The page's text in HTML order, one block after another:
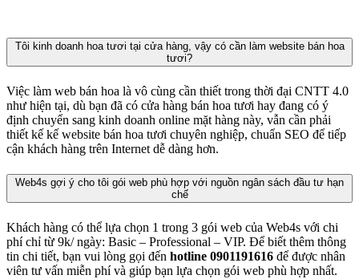
Tôi kinh doanh hoa tươi tại cửa hàng, vậy có cần làm website bán hoa
tươi?
Việc làm web bán hoa là vô cùng cần thiết trong thời đại CNTT 4.0
như hiện tại, dù bạn đã có cửa hàng bán hoa tươi hay đang có ý
định chuyển sang kinh doanh online mặt hàng này, vẫn cần phải
thiết kế kế website bán hoa tươi chuyên nghiệp, chuẩn SEO để tiếp
cận khách hàng trên Internet dễ dàng hơn.
Web4s gợi ý cho tôi gói web phù hợp với nguồn ngân sách đầu tư hạn
chế
Khách hàng có thể lựa chọn 1 trong 3 gói web của Web4s với chi
phí chỉ từ 9k/ ngày: Basic – Professional – VIP. Để biết thêm thông
tin chi tiết, bạn vui lòng gọi đến hotline 0901191616 để được nhân
viên tư vấn miễn phí và giúp bạn lựa chọn gói web phù hợp nhất.